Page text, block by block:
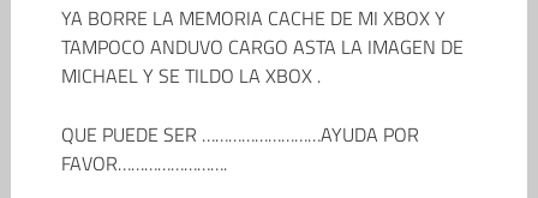
YA BORRE LA MEMORIA CACHE DE MI XBOX Y
TAMPOCO ANDUVO CARGO ASTA LA IMAGEN DE
MICHAEL Y SE TILDO LA XBOX .
QUE PUEDE SER ………………………AYUDA POR
FAVOR…………………….